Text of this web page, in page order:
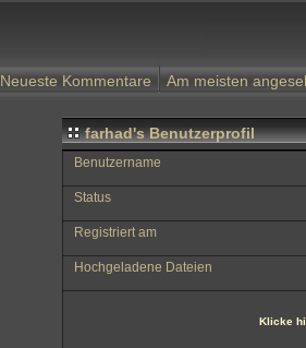
Neueste Kommentare Am meisten
farhad's Benutzerprofil
Benutzername
Status
Registriert am
Hochgeladene Dateien
Klicke